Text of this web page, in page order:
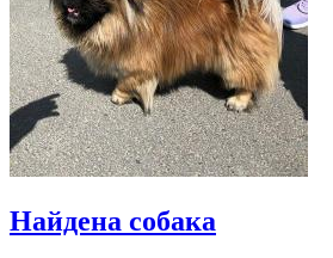
Найдена собака